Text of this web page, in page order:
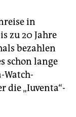
in
zu 20 Jahre
bezahlen
schon lange
Watch-
die „Iuventa“-